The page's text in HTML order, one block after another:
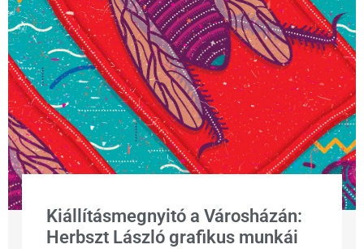
Kiállításmegnyitó a Városházán:
Herbszt László grafikus munkái